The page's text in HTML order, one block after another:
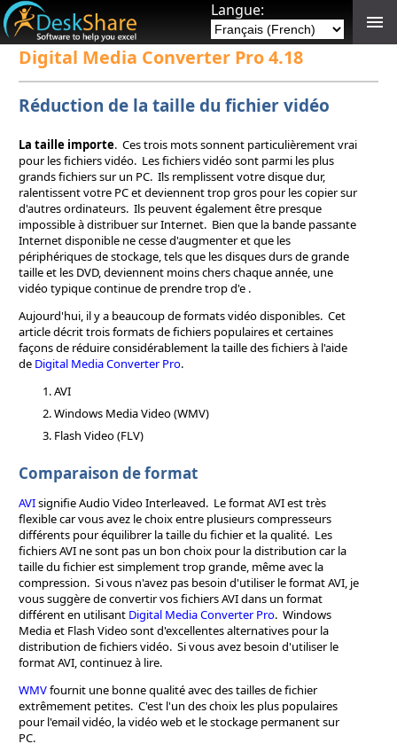
Langue:
Digital Media Converter Pro 4.18
Réduction de la taille du fichier vidéo
La taille importe. Ces trois mots sonnent particulièrement vrai
pour les fichiers vidéo. Les fichiers vidéo sont parmi les plus
grands fichiers sur un PC. Ils remplissent votre disque dur,
ralentissent votre PC et deviennent trop gros pour les copier sur
d'autres ordinateurs. Ils peuvent également être presque
impossible à distribuer sur Internet. Bien que la bande passante
Internet disponible ne cesse d'augmenter et que les
périphériques de stockage, tels que les disques durs de grande
taille et les DVD, deviennent moins chers chaque année, une
vidéo typique continue de prendre trop d'e .
Aujourd'hui, il y a beaucoup de formats vidéo disponibles. Cet
article décrit trois formats de fichiers populaires et certaines
façons de réduire considérablement la taille des fichiers à l'aide
de Digital Media Converter Pro.
AVI
Windows Media Video (WMV)
Flash Video (FLV)
Comparaison de format
AVIsignifie Audio Video Interleaved. Le format AVI est très
flexible car vous avez le choix entre plusieurs compresseurs
différents pour équilibrer la taille du fichier et la qualité. Les
fichiers AVI ne sont pas un bon choix pour la distribution car la
taille du fichier est simplement trop grande, même avec la
compression. Si vous n'avez pas besoin d'utiliser le format AVI, je
vous suggère de convertir vos fichiers AVI dans un format
différent en utilisant Digital Media Converter Pro. Windows
Media et Flash Video sont d'excellentes alternatives pour la
distribution de fichiers vidéo. Si vous avez besoin d'utiliser le
format AVI, continuez à lire.
WMVfournit une bonne qualité avec des tailles de fichier
extrêmement petites. C'est l'un des choix les plus populaires
pour l'email vidéo, la vidéo web et le stockage permanent sur
PC.